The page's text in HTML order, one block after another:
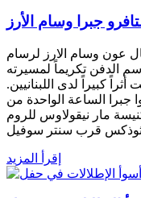
جبرا وسام الأرز
عون وسام الارز لرسام
الدفن تكريماً لمسيرته
كبيراً لدى اللبنانيين.
جبرا الساعة الواحدة من
آذار/مارس في كنيسة مار نيقولاوس للروم
إقرأ المزيد